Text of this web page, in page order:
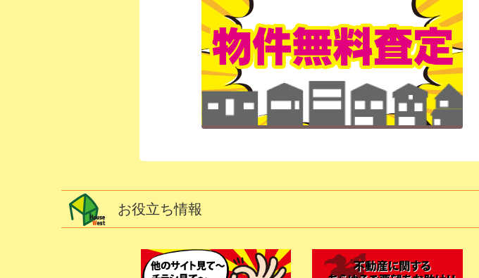
お役立ち情報